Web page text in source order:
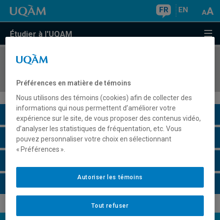
FR EN
Étudier à l'UQAM
COURS//
Description du cours
Horaire - Été 2026
Préférences en matière de témoins
Nous utilisons des témoins (cookies) afin de collecter des
informations qui nous permettent d’améliorer votre
expérience sur le site, de vous proposer des contenus vidéo,
d’analyser les statistiques de fréquentation, etc. Vous
pouvez personnaliser votre choix en sélectionnant
« Préférences ».
Tout refuser
Autoriser les témoins